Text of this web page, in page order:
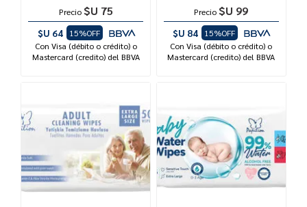
Precio $U 75
$U 64
15%OFF
Con Visa (débito o crédito) o
Mastercard (credito) del BBVA
Precio $U 99
$U 84
15%OFF
Con Visa (débito o crédito) o
Mastercard (credito) del BBVA